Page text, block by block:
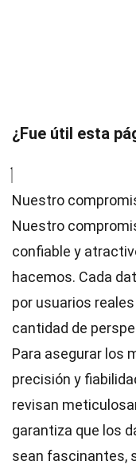
¿Fue útil esta
Nuestro
Nuestro
confiable y
hacemos. Cada
por usuarios
cantidad de
Para asegurar los
precisión y
revisan
garantiza que los
sean fascinantes,